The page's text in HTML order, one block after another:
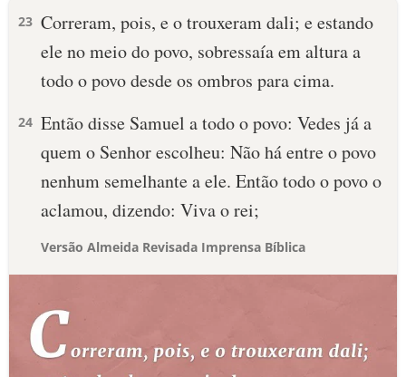
23 Correram, pois, e o trouxeram dali; e estando
ele no meio do povo, sobressaía em altura a
todo o povo desde os ombros para cima.
24 Então disse Samuel a todo o povo: Vedes já a
quem o Senhor escolheu: Não há entre o povo
nenhum semelhante a ele. Então todo o povo o
aclamou, dizendo: Viva o rei;
Versão Almeida Revisada Imprensa Bíblica